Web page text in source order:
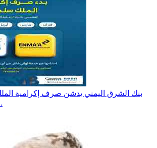
بنك الشرق اليمني يدشن صرف إكرامية
الرعاية الاجتماعية ع.